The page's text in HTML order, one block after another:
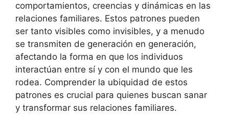
comportamientos, creencias y dinámicas en las
relaciones familiares. Estos patrones pueden
ser tanto visibles como invisibles, y a menudo
se transmiten de generación en generación,
afectando la forma en que los individuos
interactúan entre sí y con el mundo que les
rodea. Comprender la ubiquidad de estos
patrones es crucial para quienes buscan sanar
y transformar sus relaciones familiares.